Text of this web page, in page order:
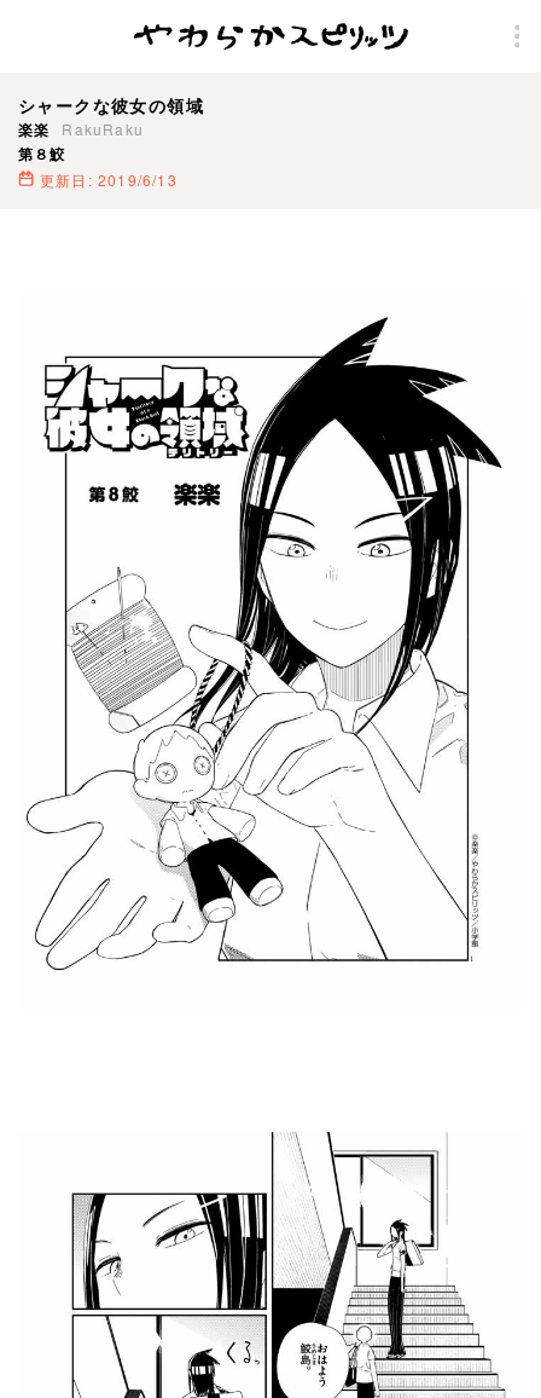
シャークな彼女の領域
楽楽 RakuRaku
第８鮫
更新日: 2019/6/13